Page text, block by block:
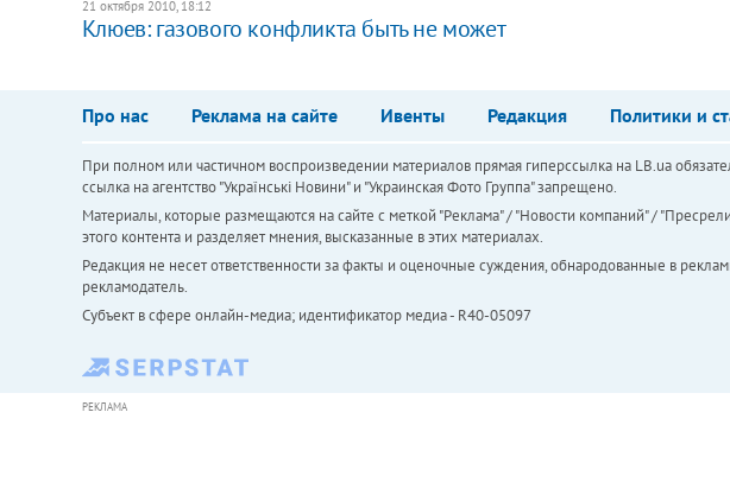
21 октября 2010, 18:12
Клюев: газового конфликта быть не может
Про нас Реклама на сайте Ивенты Редакция Политики и
При полном или частичном воспроизведении материалов прямая гиперссылка на LB.ua
ссылка на агентство "Українськi Новини" и "Украинская Фото Группа" запрещено.
Материалы, которые размещаются на сайте с меткой "Реклама" / "Новости компаний" /
этого контента и разделяет мнения, высказанные в этих материалах.
Редакция не несет ответственности за факты и оценочные суждения, обнародованные в
рекламодатель.
Субъект в сфере онлайн-медиа; идентификатор медиа - R40-05097
РЕКЛАМА